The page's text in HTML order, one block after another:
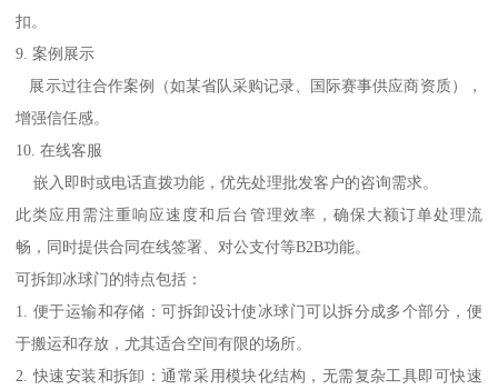
扣。
9. 案例展示
展示过往合作案例（如某省队采购记录、国际赛事供应商资质），
增强信任感。
10. 在线客服
嵌入即时或电话直拨功能，优先处理批发客户的咨询需求。
此类应用需注重响应速度和后台管理效率，确保大额订单处理流
畅，同时提供合同在线签署、对公支付等B2B功能。
可拆卸冰球门的特点包括：
1. 便于运输和存储：可拆卸设计使冰球门可以拆分成多个部分，便
于搬运和存放，尤其适合空间有限的场所。
2. 快速安装和拆卸：通常采用模块化结构，无需复杂工具即可快速